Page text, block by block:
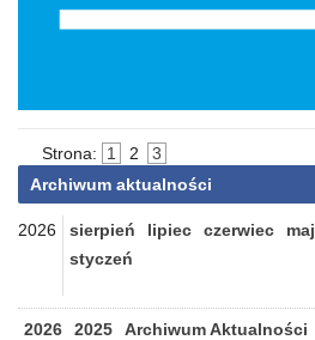
Strona: 1 2
3
Archiwum aktualności
2026 sierpień lipiec czerwiec maj
styczeń
2026 2025 Archiwum Aktualności